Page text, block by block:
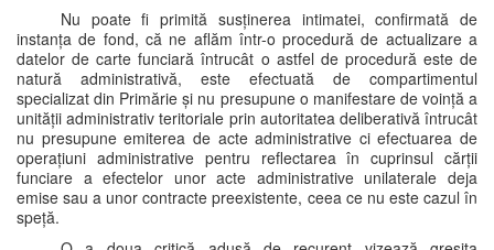
Nu poate fi primită susținerea intimatei, confirmată de
instanța de fond, că ne aflăm într-o procedură de actualizare a
datelor de carte funciară întrucât o astfel de procedură este de
natură administrativă, este efectuată de compartimentul
specializat din Primărie și nu presupune o manifestare de voință a
unității administrativ teritoriale prin autoritatea deliberativă întrucât
nu presupune emiterea de acte administrative ci efectuarea de
operațiuni administrative pentru reflectarea în cuprinsul cărții
funciare a efectelor unor acte administrative unilaterale deja
emise sau a unor contracte preexistente, ceea ce nu este cazul în
speță.